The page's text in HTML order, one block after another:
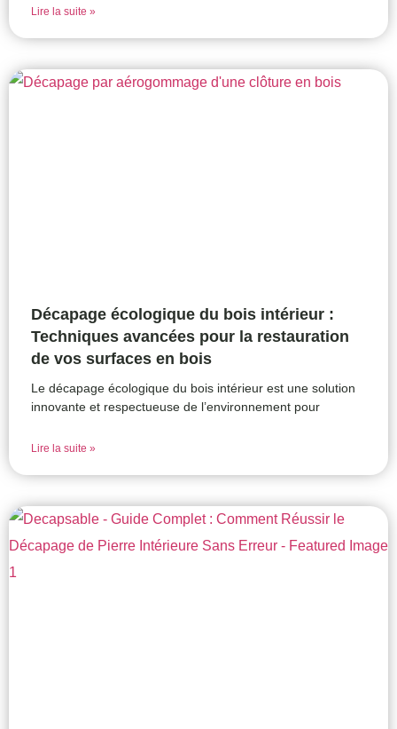
Lire la suite »
Décapage écologique du bois intérieur :
Techniques avancées pour la restauration
de vos surfaces en bois
Le décapage écologique du bois intérieur est une solution
innovante et respectueuse de l’environnement pour
Lire la suite »